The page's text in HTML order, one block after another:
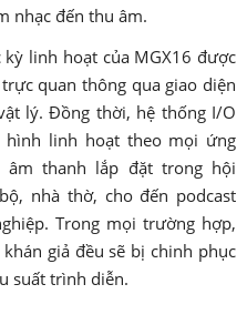
nhạc đến thu âm.
linh hoạt của MGX16 được
quan thông qua giao diện
lý. Đồng thời, hệ thống I/O
hình linh hoạt theo mọi ứng
thanh lắp đặt trong hội
nhà thờ, cho đến podcast
Trong mọi trường hợp,
giả đều sẽ bị chinh phục
suất trình diễn.